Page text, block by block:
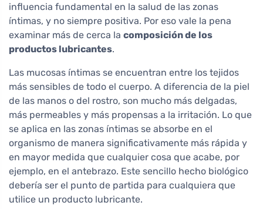
influencia fundamental en la salud de las zonas
íntimas, y no siempre positiva. Por eso vale la pena
examinar más de cerca la composición de los
productos lubricantes.
Las mucosas íntimas se encuentran entre los tejidos
más sensibles de todo el cuerpo. A diferencia de la piel
de las manos o del rostro, son mucho más delgadas,
más permeables y más propensas a la irritación. Lo que
se aplica en las zonas íntimas se absorbe en el
organismo de manera significativamente más rápida y
en mayor medida que cualquier cosa que acabe, por
ejemplo, en el antebrazo. Este sencillo hecho biológico
debería ser el punto de partida para cualquiera que
utilice un producto lubricante.